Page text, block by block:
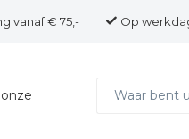
vanaf € 75,- Op